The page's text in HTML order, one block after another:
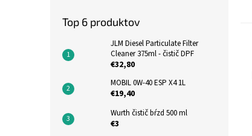
Top 6 produktov
JLM Diesel Particulate Filter
Cleaner 375ml - čistič DPF
€32,80
MOBIL 0W-40 ESP X4 1L
€19,40
Wurth čistič bŕzd 500 ml
€3